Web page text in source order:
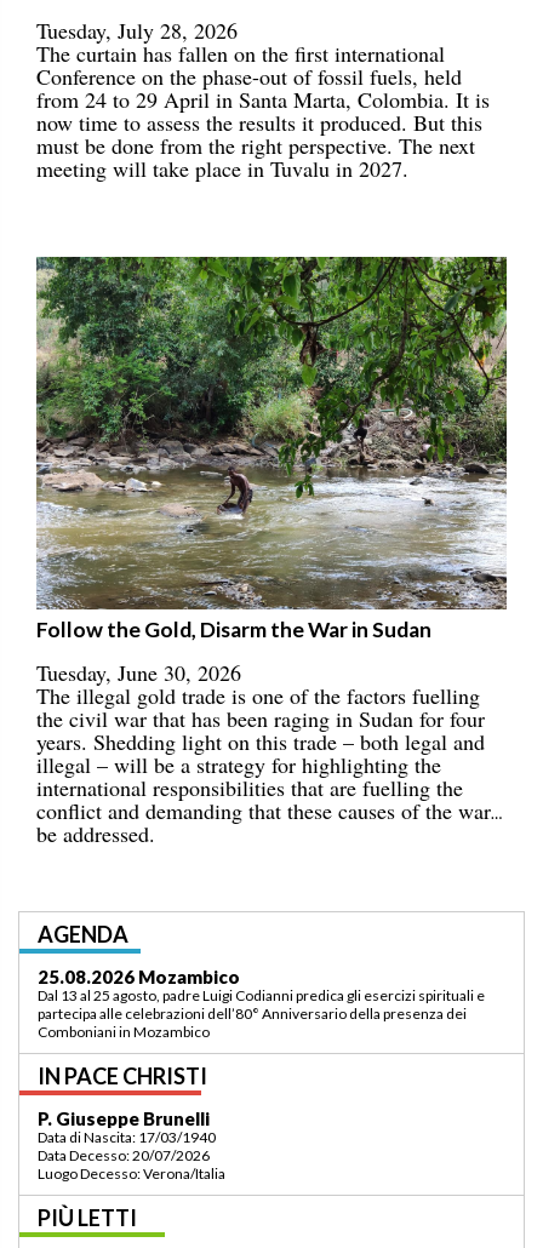
Tuesday, July 28, 2026
The curtain has fallen on the first international
Conference on the phase-out of fossil fuels, held
from 24 to 29 April in Santa Marta, Colombia. It is
now time to assess the results it produced. But this
must be done from the right perspective. The next
meeting will take place in Tuvalu in 2027.
Follow the Gold, Disarm the War in Sudan
Tuesday, June 30, 2026
The illegal gold trade is one of the factors fuelling
the civil war that has been raging in Sudan for four
years. Shedding light on this trade – both legal and
illegal – will be a strategy for highlighting the
international responsibilities that are fuelling the
conflict and demanding that these causes of the war
be addressed.
AGENDA
03.09.2026 Lomé/Togo
Padre Luigi Codianni e padre Elias Sindjalim partecipano dal 26 agosto al 3
settembre all’incontro della commissione ASCAF sulla riorganizzazione
della regione a Lomé/Togo
IN PACE CHRISTI
P. Bruno Bordonali
Data di Nascita: 01/07/1942
Data Decesso: 13/07/2026
Luogo Decesso: Verona /Italia
PIÙ LETTI